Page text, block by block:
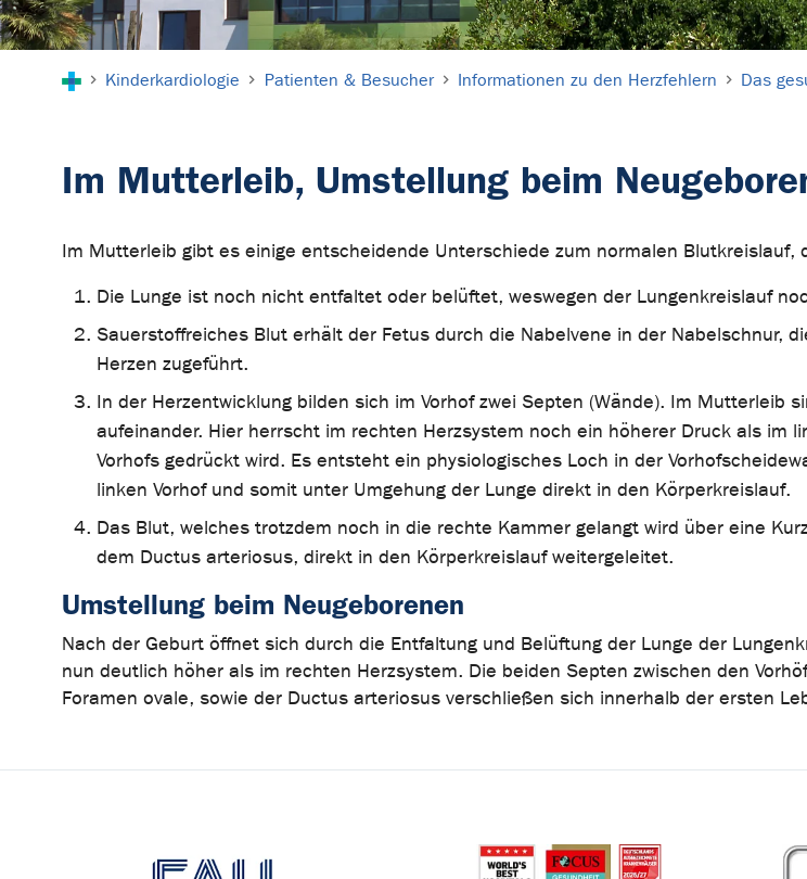
Kinderkardiologie Patienten & Besucher Informationen zu den Herzfehlern Das
Im Mutterleib, Umstellung beim
Im Mutterleib gibt es einige entscheidende Unterschiede zum normalen Blutkreislauf,
Die Lunge ist noch nicht entfaltet oder belüftet, weswegen der Lungenkreislauf
Sauerstoffreiches Blut erhält der Fetus durch die Nabelvene in der Nabelschnur,
Herzen zugeführt.
In der Herzentwicklung bilden sich im Vorhof zwei Septen (Wände). Im
aufeinander. Hier herrscht im rechten Herzsystem noch ein höherer Druck als im
Vorhofs gedrückt wird. Es entsteht ein physiologisches Loch in der
linken Vorhof und somit unter Umgehung der Lunge direkt in den Körperkreislauf.
Das Blut, welches trotzdem noch in die rechte Kammer gelangt wird über eine
dem Ductus arteriosus, direkt in den Körperkreislauf weitergeleitet.
Umstellung beim Neugeborenen
Nach der Geburt öffnet sich durch die Entfaltung und Belüftung der Lunge der
nun deutlich höher als im rechten Herzsystem. Die beiden Septen zwischen den
Foramen ovale, sowie der Ductus arteriosus verschließen sich innerhalb der ersten